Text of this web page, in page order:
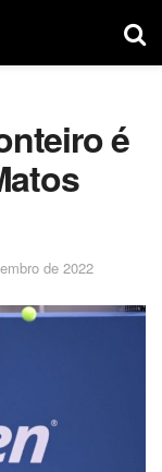
é
de 2022